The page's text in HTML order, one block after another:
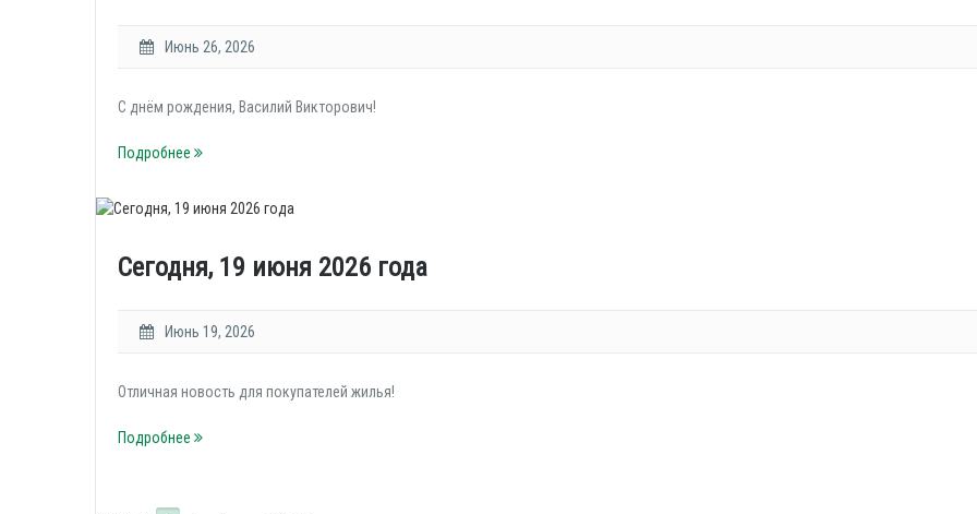
Июнь 26, 2026
С днём рождения, Василий Викторович!
Подробнее
Сегодня, 19 июня 2026 года
Июнь 19, 2026
Отличная новость для покупателей жилья!
Подробнее